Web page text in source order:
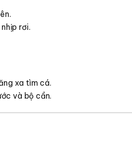
rơi.
xa tìm cá.
và bộ cần.